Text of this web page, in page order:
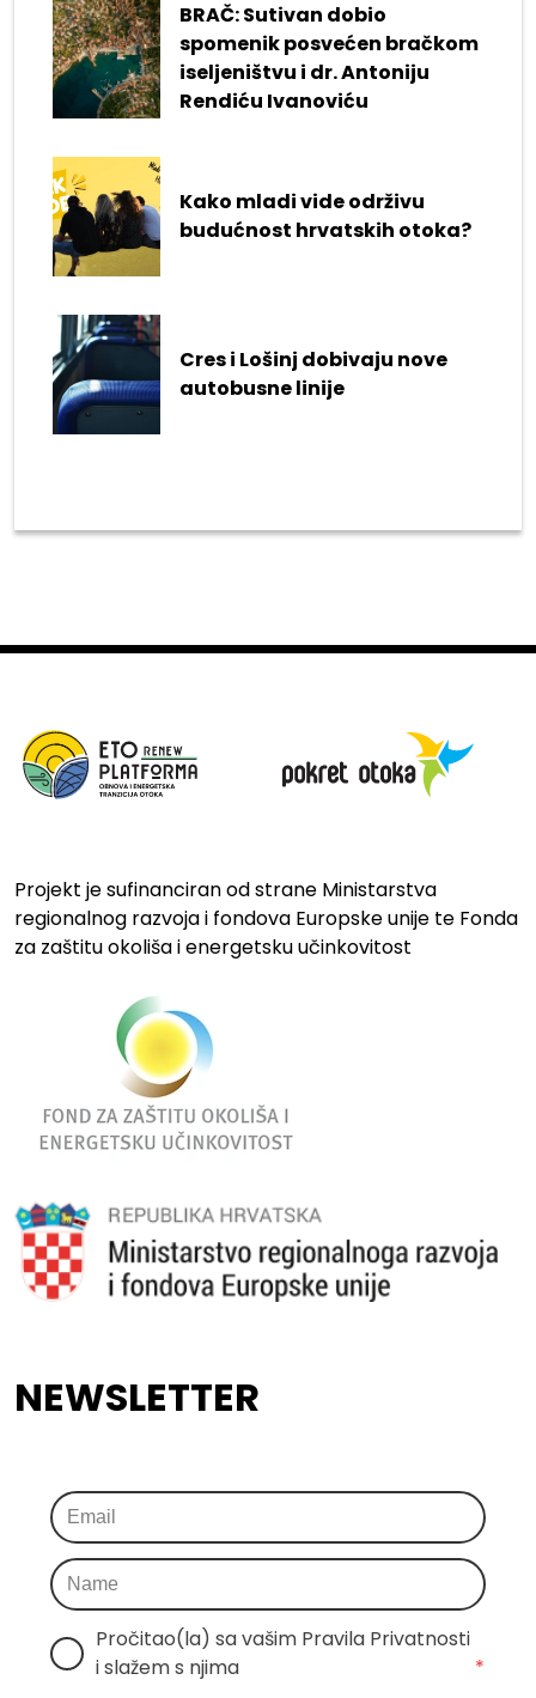
BRAČ: Sutivan dobio
spomenik posvećen bračkom
iseljeništvu i dr. Antoniju
Rendiću Ivanoviću
Kako mladi vide održivu
budućnost hrvatskih otoka?
Cres i Lošinj dobivaju nove
autobusne linije
Projekt je sufinanciran od strane Ministarstva
regionalnog razvoja i fondova Europske unije te Fonda
za zaštitu okoliša i energetsku učinkovitost
NEWSLETTER
Pročitao(la) sa vašim Pravila Privatnosti
i slažem s njima
*